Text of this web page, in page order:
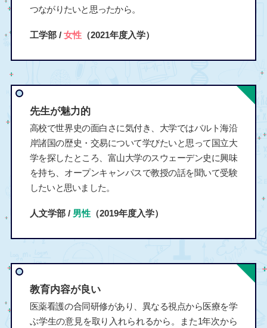
つながりたいと思ったから。
工学部 / 女性（2021年度入学）
先生が魅力的
高校で世界史の面白さに気付き、大学ではバルト海沿
岸諸国の歴史・交易について学びたいと思って国立大
学を探したところ、富山大学のスウェーデン史に興味
を持ち、オープンキャンパスで教授の話を聞いて受験
したいと思いました。
人文学部 / 男性（2019年度入学）
教育内容が良い
医薬看護の合同研修があり、異なる視点から医療を学
ぶ学生の意見を取り入れられるから。また1年次から